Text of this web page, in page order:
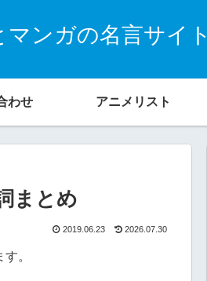
マンガの名言サイト
わせ アニメリスト
まとめ
2019.06.23 2026.07.30
。